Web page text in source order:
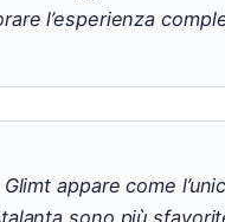
l’esperienza
appare come
sono più